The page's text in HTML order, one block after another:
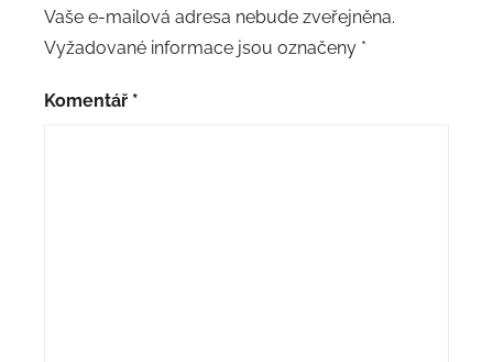
Vaše e-mailová adresa nebude zveřejněna.
Vyžadované informace jsou označeny *
Komentář *